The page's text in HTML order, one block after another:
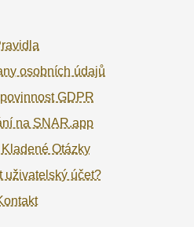
osobních údajů
GDPR
na SNAR.app
Otázky
uživatelský účet?